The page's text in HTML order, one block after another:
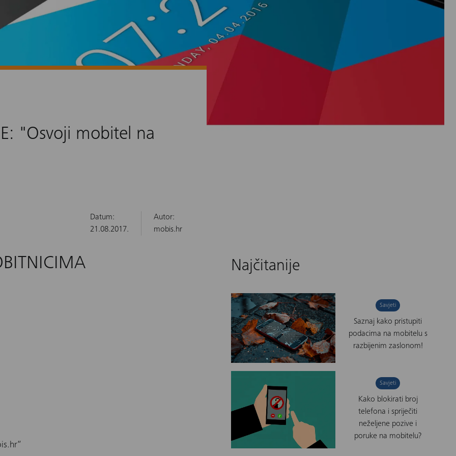
"Osvoji mobitel na
Datum:
21.08.2017.
Autor:
mobis.hr
Najčitanije
Savjeti
Saznaj kako pristupiti
podacima na mobitelu s
razbijenim zaslonom!
Savjeti
Kako blokirati broj
telefona i spriječiti
neželjene pozive i
poruke na mobitelu?